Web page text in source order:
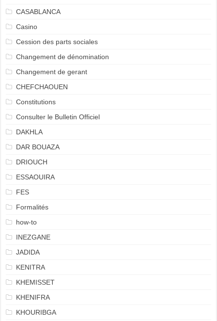
CASABLANCA
Casino
Cession des parts sociales
Changement de dénomination
Changement de gerant
CHEFCHAOUEN
Constitutions
Consulter le Bulletin Officiel
DAKHLA
DAR BOUAZA
DRIOUCH
ESSAOUIRA
FES
Formalités
how-to
INEZGANE
JADIDA
KENITRA
KHEMISSET
KHENIFRA
KHOURIBGA